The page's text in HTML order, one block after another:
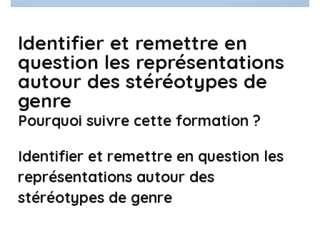
Identifier et remettre en
question les représentations
autour des stéréotypes de
genre
Pourquoi suivre cette formation ?
Identifier et remettre en question les
représentations autour des
stéréotypes de genre